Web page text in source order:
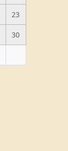
23
30